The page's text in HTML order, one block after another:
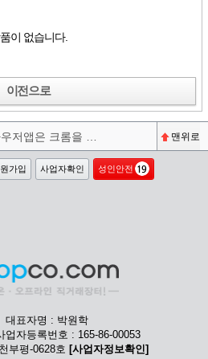
이 없습니다.
이전으로
맨위로
가입 사업자확인 성인안전
대표자명 : 박원학
자등록번호 : 165-86-00053
부평-0628호 [사업자정보확인]